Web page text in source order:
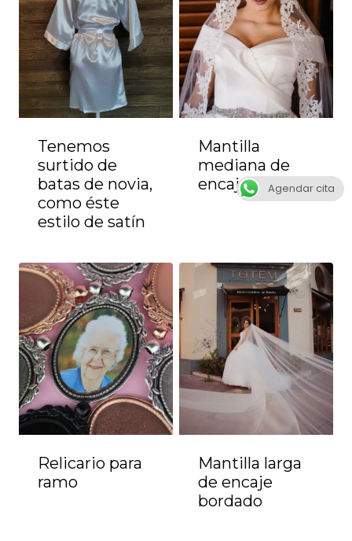
Tenemos
surtido de
batas de novia,
como éste
estilo de satín
Mantilla
mediana de
encaje
Relicario para
ramo
Mantilla larga
de encaje
bordado
Agendar cita